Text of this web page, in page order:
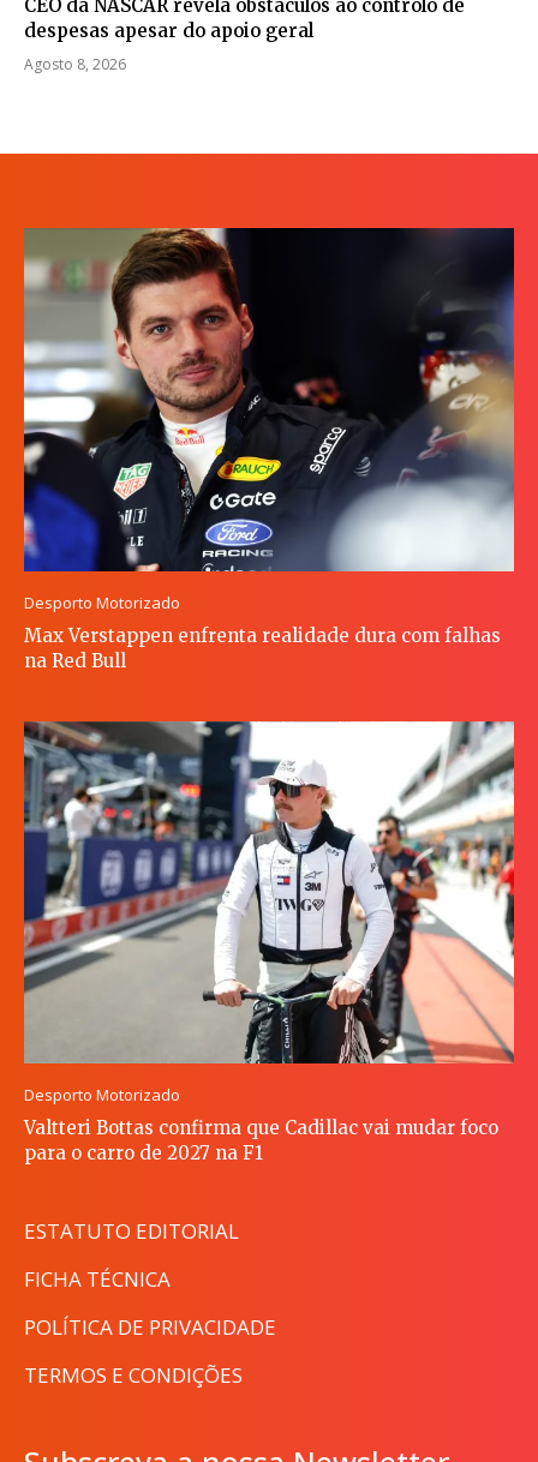
CEO da NASCAR revela obstáculos ao controlo de
despesas apesar do apoio geral
Agosto 8, 2026
Desporto Motorizado
Max Verstappen enfrenta realidade dura com falhas
na Red Bull
Desporto Motorizado
Valtteri Bottas confirma que Cadillac vai mudar foco
para o carro de 2027 na F1
ESTATUTO EDITORIAL
FICHA TÉCNICA
POLÍTICA DE PRIVACIDADE
TERMOS E CONDIÇÕES